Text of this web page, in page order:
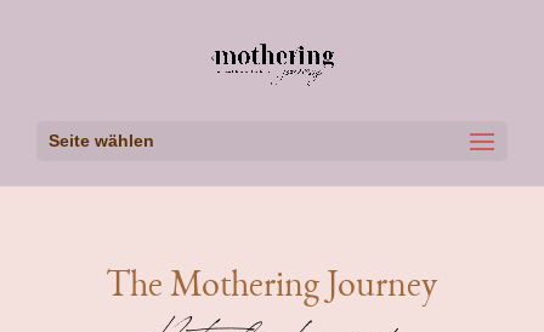
Seite wählen
The Mothering Journey